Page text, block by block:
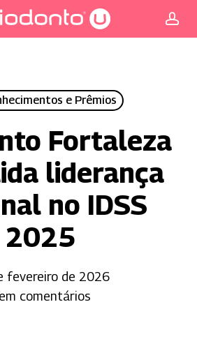
e Prêmios
Fortaleza
liderança
no IDSS
2025
fevereiro de 2026
comentários